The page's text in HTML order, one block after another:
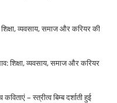
व्यवसाय, समाज और करियर की
शिक्षा, व्यवसाय, समाज और करियर
– स्त्रीत्व बिम्ब दर्शाती हुई